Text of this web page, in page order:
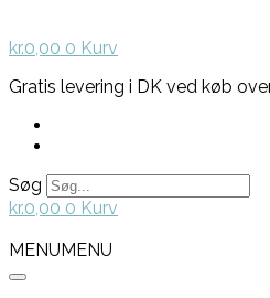
kr.0,00 0 Kurv
Gratis levering i DK ved køb
Søg
kr.0,00 0 Kurv
MENUMENU